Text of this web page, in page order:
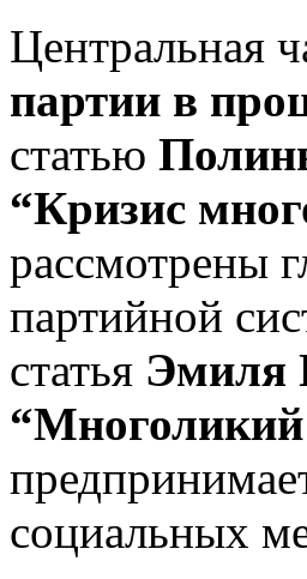
Центральная
партии в
статью
“Кризис
рассмотрены
партийной
статья Эмиля
социальных